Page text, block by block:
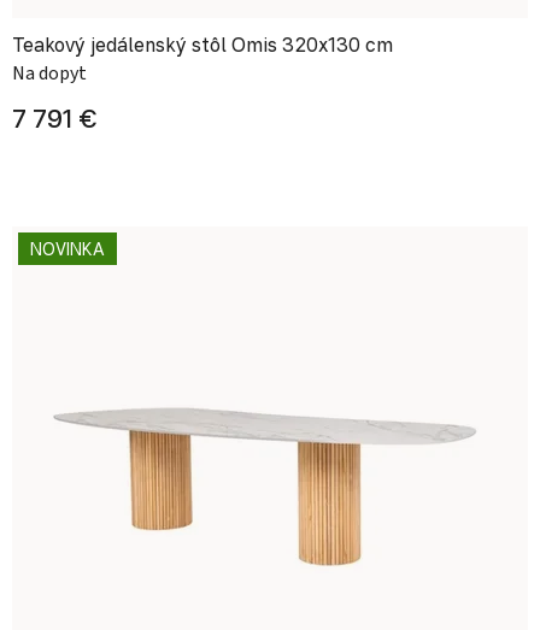
Teakový jedálenský stôl Omis 320x130 cm
Na dopyt
7 791 €
NOVINKA